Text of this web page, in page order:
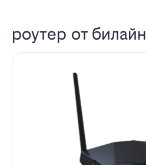
роутер от билайн